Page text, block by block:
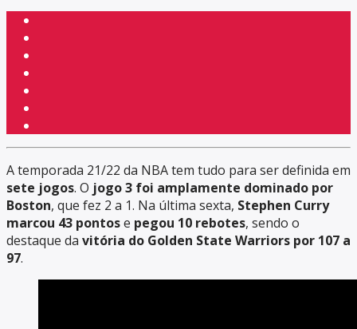
A temporada 21/22 da NBA tem tudo para ser definida em
sete jogos. O jogo 3 foi amplamente dominado por
Boston, que fez 2 a 1. Na última sexta, Stephen Curry
marcou 43 pontose pegou 10 rebotes, sendo o
destaque da vitória do Golden State Warriors por 107 a
97.